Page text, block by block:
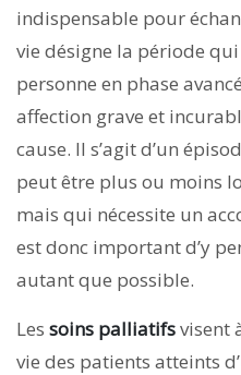
indispensable pour
vie désigne la période qui
personne en phase
affection grave et
cause. Il s’agit d’un
peut être plus ou moins
mais qui nécessite un
est donc important d’y
autant que possible.
Les soins palliatifsvisent
vie des patients atteints